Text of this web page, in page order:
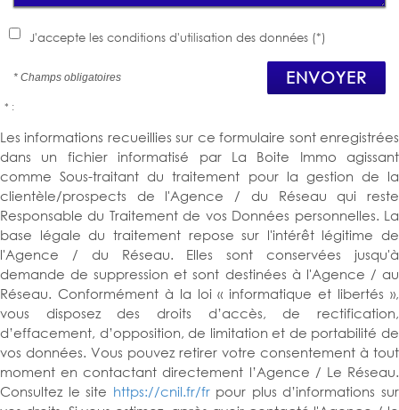
J'accepte les conditions d'utilisation des données (*)
* Champs obligatoires ENVOYER
* :
Les informations recueillies sur ce formulaire sont enregistrées
dans un fichier informatisé par La Boite Immo agissant
comme Sous-traitant du traitement pour la gestion de la
clientèle/prospects de l'Agence / du Réseau qui reste
Responsable du Traitement de vos Données personnelles. La
base légale du traitement repose sur l'intérêt légitime de
l'Agence / du Réseau. Elles sont conservées jusqu'à
demande de suppression et sont destinées à l'Agence / au
Réseau. Conformément à la loi « informatique et libertés »,
vous disposez des droits d’accès, de rectification,
d’effacement, d’opposition, de limitation et de portabilité de
vos données. Vous pouvez retirer votre consentement à tout
moment en contactant directement l’Agence / Le Réseau.
Consultez le site https://cnil.fr/frpour plus d’informations sur